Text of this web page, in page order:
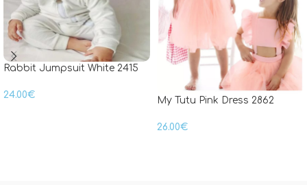
Rabbit Jumpsuit White 2415
24.00€
My Tutu Pink Dress 2862
26.00€